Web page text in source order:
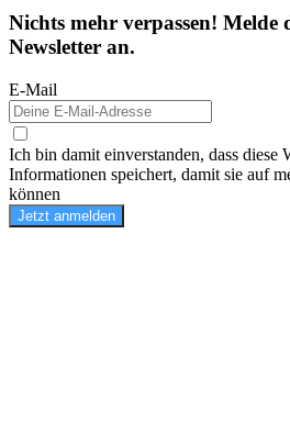
Nichts mehr verpassen! Melde
Newsletter an.
E-Mail
Ich bin damit einverstanden, dass diese
Informationen speichert, damit sie auf
können
Jetzt anmelden